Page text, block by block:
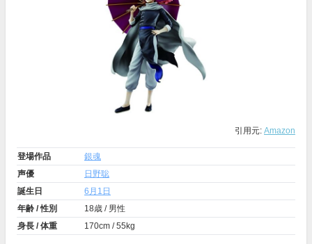
引用元: Amazon
登場作品
銀魂
声優
日野聡
誕生日
6月1日
年齢 / 性別
18歳 / 男性
身長 / 体重
170cm / 55kg